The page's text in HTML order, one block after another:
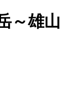
～雄山